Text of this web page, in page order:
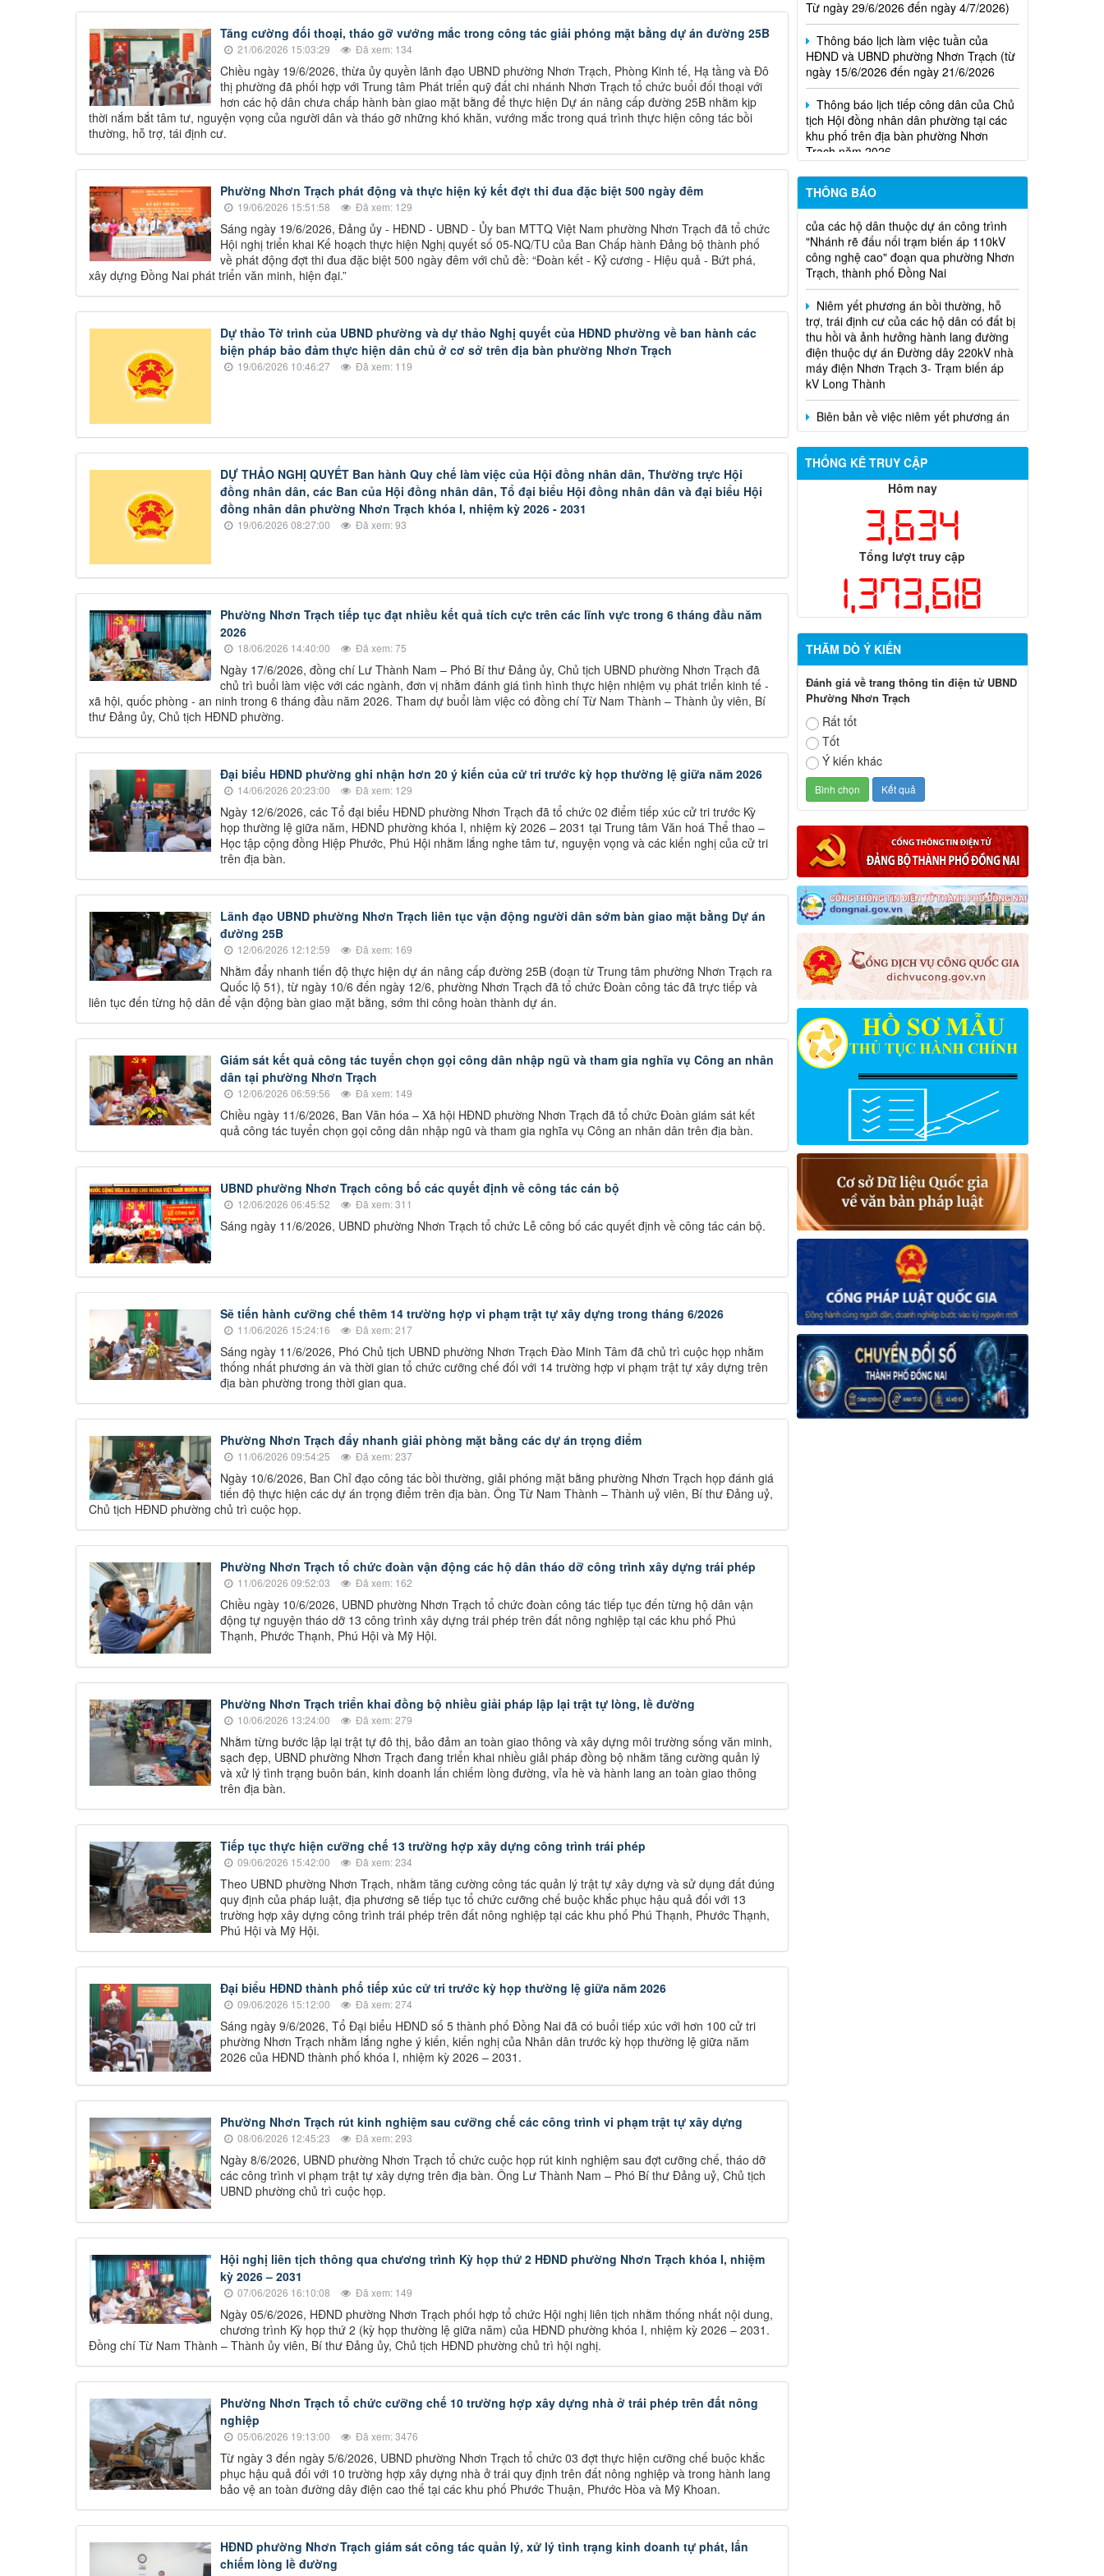
Tăng cường đối thoại, tháo gỡ vướng mắc trong công tác giải phóng mặt bằng dự án đường 25B
21/06/2026 15:03:29 Đã xem: 134
Chiều ngày 19/6/2026, thừa ủy quyền lãnh đạo UBND phường Nhơn Trạch, Phòng Kinh tế, Hạ tầng và Đô
thị phường đã phối hợp với Trung tâm Phát triển quỹ đất chi nhánh Nhơn Trạch tổ chức buổi đối thoại với
hơn các hộ dân chưa chấp hành bàn giao mặt bằng để thực hiện Dự án nâng cấp đường 25B nhằm kịp
thời nắm bắt tâm tư, nguyện vọng của người dân và tháo gỡ những khó khăn, vướng mắc trong quá trình thực hiện công tác bồi
thường, hỗ trợ, tái định cư.
Phường Nhơn Trạch phát động và thực hiện ký kết đợt thi đua đặc biệt 500 ngày đêm
19/06/2026 15:51:58 Đã xem: 129
Sáng ngày 19/6/2026, Đảng ủy - HĐND - UBND - Ủy ban MTTQ Việt Nam phường Nhơn Trạch đã tổ chức
Hội nghị triển khai Kế hoạch thực hiện Nghị quyết số 05-NQ/TU của Ban Chấp hành Đảng bộ thành phố
về phát động đợt thi đua đặc biệt 500 ngày đêm với chủ đề: “Đoàn kết - Kỷ cương - Hiệu quả - Bứt phá,
xây dựng Đồng Nai phát triển văn minh, hiện đại.”
Dự thảo Tờ trình của UBND phường và dự thảo Nghị quyết của HĐND phường về ban hành các
biện pháp bảo đảm thực hiện dân chủ ở cơ sở trên địa bàn phường Nhơn Trạch
19/06/2026 10:46:27 Đã xem: 119
DỰ THẢO NGHỊ QUYẾT Ban hành Quy chế làm việc của Hội đồng nhân dân, Thường trực Hội
đồng nhân dân, các Ban của Hội đồng nhân dân, Tổ đại biểu Hội đồng nhân dân và đại biểu Hội
đồng nhân dân phường Nhơn Trạch khóa I, nhiệm kỳ 2026 - 2031
19/06/2026 08:27:00 Đã xem: 93
Phường Nhơn Trạch tiếp tục đạt nhiều kết quả tích cực trên các lĩnh vực trong 6 tháng đầu năm
2026
18/06/2026 14:40:00 Đã xem: 75
Ngày 17/6/2026, đồng chí Lư Thành Nam – Phó Bí thư Đảng ủy, Chủ tịch UBND phường Nhơn Trạch đã
chủ trì buổi làm việc với các ngành, đơn vị nhằm đánh giá tình hình thực hiện nhiệm vụ phát triển kinh tế -
xã hội, quốc phòng - an ninh trong 6 tháng đầu năm 2026. Tham dự buổi làm việc có đồng chí Từ Nam Thành – Thành ủy viên, Bí
thư Đảng ủy, Chủ tịch HĐND phường.
Đại biểu HĐND phường ghi nhận hơn 20 ý kiến của cử tri trước kỳ họp thường lệ giữa năm 2026
14/06/2026 20:23:00 Đã xem: 129
Ngày 12/6/2026, các Tổ đại biểu HĐND phường Nhơn Trạch đã tổ chức 02 điểm tiếp xúc cử tri trước Kỳ
họp thường lệ giữa năm, HĐND phường khóa I, nhiệm kỳ 2026 – 2031 tại Trung tâm Văn hoá Thể thao –
Học tập cộng đồng Hiệp Phước, Phú Hội nhằm lắng nghe tâm tư, nguyện vọng và các kiến nghị của cử tri
trên địa bàn.
Lãnh đạo UBND phường Nhơn Trạch liên tục vận động người dân sớm bàn giao mặt bằng Dự án
đường 25B
12/06/2026 12:12:59 Đã xem: 169
Nhằm đẩy nhanh tiến độ thực hiện dự án nâng cấp đường 25B (đoạn từ Trung tâm phường Nhơn Trạch ra
Quốc lộ 51), từ ngày 10/6 đến ngày 12/6, phường Nhơn Trạch đã tổ chức Đoàn công tác đã trực tiếp và
liên tục đến từng hộ dân để vận động bàn giao mặt bằng, sớm thi công hoàn thành dự án.
Giám sát kết quả công tác tuyển chọn gọi công dân nhập ngũ và tham gia nghĩa vụ Công an nhân
dân tại phường Nhơn Trạch
12/06/2026 06:59:56 Đã xem: 149
Chiều ngày 11/6/2026, Ban Văn hóa – Xã hội HĐND phường Nhơn Trạch đã tổ chức Đoàn giám sát kết
quả công tác tuyển chọn gọi công dân nhập ngũ và tham gia nghĩa vụ Công an nhân dân trên địa bàn.
UBND phường Nhơn Trạch công bố các quyết định về công tác cán bộ
12/06/2026 06:45:52 Đã xem: 311
Sáng ngày 11/6/2026, UBND phường Nhơn Trạch tổ chức Lễ công bố các quyết định về công tác cán bộ.
Sẽ tiến hành cưỡng chế thêm 14 trường hợp vi phạm trật tự xây dựng trong tháng 6/2026
11/06/2026 15:24:16 Đã xem: 217
Sáng ngày 11/6/2026, Phó Chủ tịch UBND phường Nhơn Trạch Đào Minh Tâm đã chủ trì cuộc họp nhằm
thống nhất phương án và thời gian tổ chức cưỡng chế đối với 14 trường hợp vi phạm trật tự xây dựng trên
địa bàn phường trong thời gian qua.
Phường Nhơn Trạch đẩy nhanh giải phòng mặt bằng các dự án trọng điểm
11/06/2026 09:54:25 Đã xem: 237
Ngày 10/6/2026, Ban Chỉ đạo công tác bồi thường, giải phóng mặt bằng phường Nhơn Trạch họp đánh giá
tiến độ thực hiện các dự án trọng điểm trên địa bàn. Ông Từ Nam Thành – Thành uỷ viên, Bí thư Đảng uỷ,
Chủ tịch HĐND phường chủ trì cuộc họp.
Phường Nhơn Trạch tổ chức đoàn vận động các hộ dân tháo dỡ công trình xây dựng trái phép
11/06/2026 09:52:03 Đã xem: 162
Chiều ngày 10/6/2026, UBND phường Nhơn Trạch tổ chức đoàn công tác tiếp tục đến từng hộ dân vận
động tự nguyện tháo dỡ 13 công trình xây dựng trái phép trên đất nông nghiệp tại các khu phố Phú
Thạnh, Phước Thạnh, Phú Hội và Mỹ Hội.
Phường Nhơn Trạch triển khai đồng bộ nhiều giải pháp lập lại trật tự lòng, lề đường
10/06/2026 13:24:00 Đã xem: 279
Nhằm từng bước lập lại trật tự đô thị, bảo đảm an toàn giao thông và xây dựng môi trường sống văn minh,
sạch đẹp, UBND phường Nhơn Trạch đang triển khai nhiều giải pháp đồng bộ nhằm tăng cường quản lý
và xử lý tình trạng buôn bán, kinh doanh lấn chiếm lòng đường, vỉa hè và hành lang an toàn giao thông
trên địa bàn.
Tiếp tục thực hiện cưỡng chế 13 trường hợp xây dựng công trình trái phép
09/06/2026 15:42:00 Đã xem: 234
Theo UBND phường Nhơn Trạch, nhằm tăng cường công tác quản lý trật tự xây dựng và sử dụng đất đúng
quy định của pháp luật, địa phương sẽ tiếp tục tổ chức cưỡng chế buộc khắc phục hậu quả đối với 13
trường hợp xây dựng công trình trái phép trên đất nông nghiệp tại các khu phố Phú Thạnh, Phước Thạnh,
Phú Hội và Mỹ Hội.
Đại biểu HĐND thành phố tiếp xúc cử tri trước kỳ họp thường lệ giữa năm 2026
09/06/2026 15:12:00 Đã xem: 274
Sáng ngày 9/6/2026, Tổ Đại biểu HĐND số 5 thành phố Đồng Nai đã có buổi tiếp xúc với hơn 100 cử tri
phường Nhơn Trạch nhằm lắng nghe ý kiến, kiến nghị của Nhân dân trước kỳ họp thường lệ giữa năm
2026 của HĐND thành phố khóa I, nhiệm kỳ 2026 – 2031.
Phường Nhơn Trạch rút kinh nghiệm sau cưỡng chế các công trình vi phạm trật tự xây dựng
08/06/2026 12:45:23 Đã xem: 293
Ngày 8/6/2026, UBND phường Nhơn Trạch tổ chức cuộc họp rút kinh nghiệm sau đợt cưỡng chế, tháo dỡ
các công trình vi phạm trật tự xây dựng trên địa bàn. Ông Lư Thành Nam – Phó Bí thư Đảng uỷ, Chủ tịch
UBND phường chủ trì cuộc họp.
Hội nghị liên tịch thông qua chương trình Kỳ họp thứ 2 HĐND phường Nhơn Trạch khóa I, nhiệm
kỳ 2026 – 2031
07/06/2026 16:10:08 Đã xem: 149
Ngày 05/6/2026, HĐND phường Nhơn Trạch phối hợp tổ chức Hội nghị liên tịch nhằm thống nhất nội dung,
chương trình Kỳ họp thứ 2 (kỳ họp thường lệ giữa năm) của HĐND phường khóa I, nhiệm kỳ 2026 – 2031.
Đồng chí Từ Nam Thành – Thành ủy viên, Bí thư Đảng ủy, Chủ tịch HĐND phường chủ trì hội nghị.
Phường Nhơn Trạch tổ chức cưỡng chế 10 trường hợp xây dựng nhà ở trái phép trên đất nông
nghiệp
05/06/2026 19:13:00 Đã xem: 3476
Từ ngày 3 đến ngày 5/6/2026, UBND phường Nhơn Trạch tổ chức 03 đợt thực hiện cưỡng chế buộc khắc
phục hậu quả đối với 10 trường hợp xây dựng nhà ở trái quy định trên đất nông nghiệp và trong hành lang
bảo vệ an toàn đường dây điện cao thế tại các khu phố Phước Thuận, Phước Hòa và Mỹ Khoan.
HĐND phường Nhơn Trạch giám sát công tác quản lý, xử lý tình trạng kinh doanh tự phát, lấn
chiếm lòng lề đường
Thông báo lịch làm việc tuần của
HĐND và UBND phường Nhơn Trạch (từ
ngày 15/6/2026 đến ngày 21/6/2026
Thông báo lịch tiếp công dân của Chủ
tịch Hội đồng nhân dân phường tại các
khu phố trên địa bàn phường Nhơn
Trạch năm 2026
THÔNG BÁO
Niêm yết phương án bồi thường, hỗ
trợ, tái định cư
Thông báo về việc hủy kết quả trúng
tuyển (nguyện vọng 1) của kỳ tuyên
dụng viên chức
Biên bản niêm yết và lấy ý kiến
phương án bồi thường, hỗ trợ, tái định cư
của các hộ dân thuộc dự án công trình
"Nhánh rẽ đấu nối trạm biến áp 110kV
công nghệ cao" đoạn qua phường Nhơn
Trạch, thành phố Đồng Nai
Niêm yết phương án bồi thường, hỗ
trợ, trái định cư của các hộ dân có đất bị
thu hồi và ảnh hưởng hành lang đường
điện thuộc dự án Đường dây 220kV nhà
máy điện Nhơn Trạch 3- Trạm biến áp
kV Long Thành
Biên bản về việc niêm yết phương án
bồi thường, hỗ trợ, tái định cư của các hộ
dân có đất bị thu hồi thuộc dự án nâng
cấp đường 25B cũ đoạn từ Trung tâm
huyện Nhơn Trạch ra Quốc lộ 51, huyện
Long Thành và huyện Nhơn Trạch
THỐNG KÊ TRUY CẬP
Hôm nay
3,634
Tổng lượt truy cập
1,373,618
THĂM DÒ Ý KIẾN
Đánh giá về trang thông tin điện tử UBND
Phường Nhơn Trạch
Rất tốt
Tốt
Ý kiến khác